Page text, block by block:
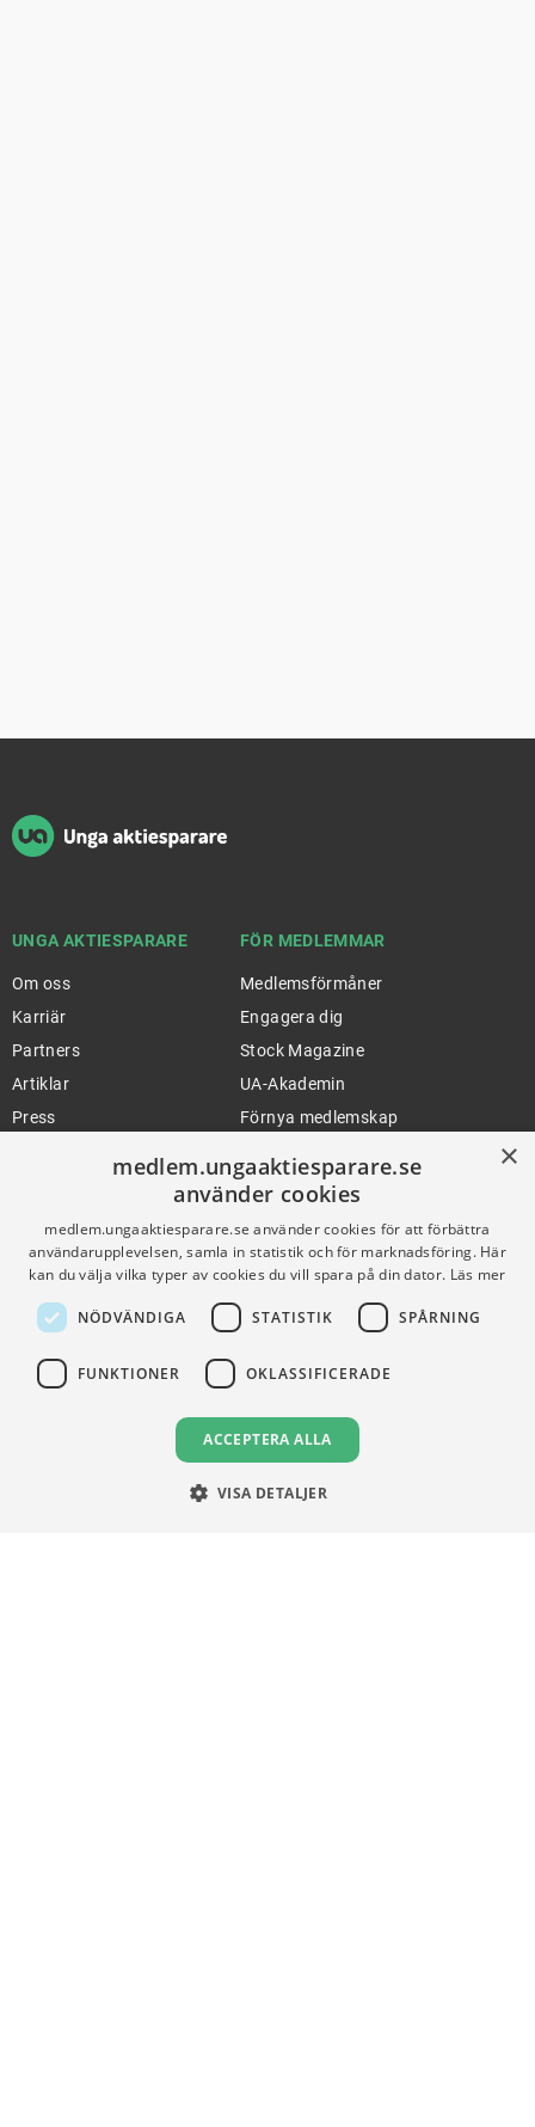
UNGA AKTIESPARARE
Om oss
Karriär
Partners
Artiklar
Press
FÖR MEDLEMMAR
Medlemsförmåner
Engagera dig
Stock Magazine
UA-Akademin
Förnya medlemskap
Gymnasieprofilen
Ung Privatekonomi
HJÄLP
Support
VILLKOR
×
medlem.ungaaktiesparare.se
använder cookies
medlem.ungaaktiesparare.se använder cookies för att förbättra
användarupplevelsen, samla in statistik och för marknadsföring. Här
kan du välja vilka typer av cookies du vill spara på din dator. Läs mer
NÖDVÄNDIGA STATISTIK SPÅRNING
FUNKTIONER OKLASSIFICERADE
ACCEPTERA ALLA
VISA DETALJER